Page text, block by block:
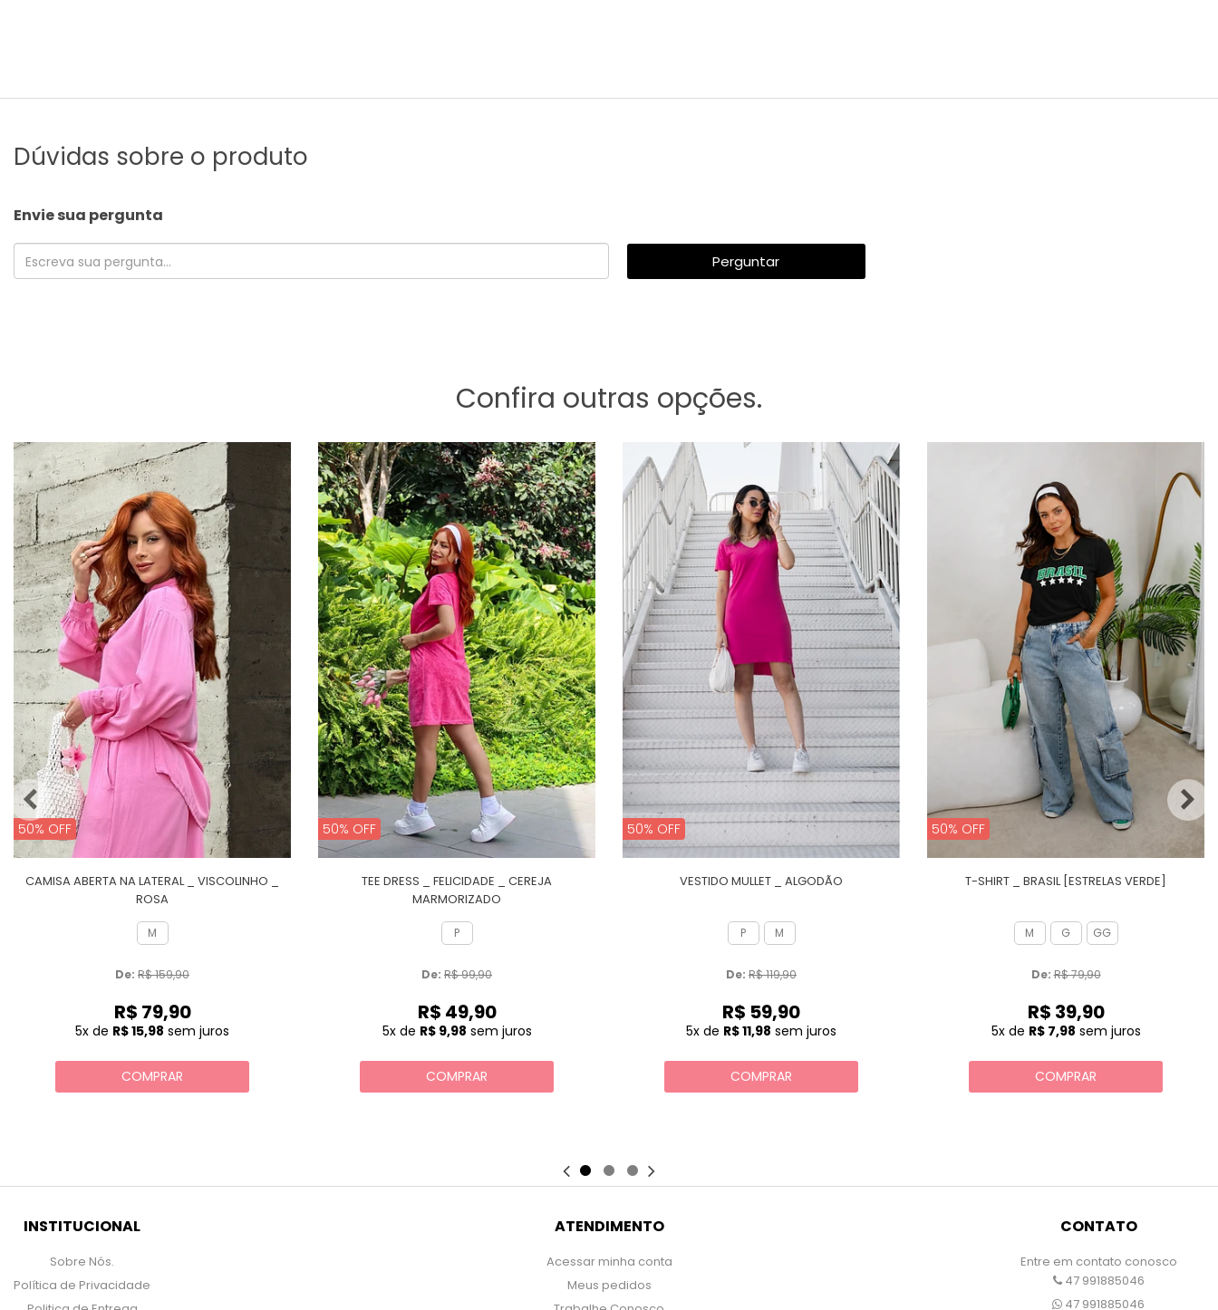
Dúvidas sobre o produto
Envie sua pergunta
Perguntar
Confira outras opções.
50% OFF
CAMISA ABERTA NA LATERAL _ VISCOLINHO _
ROSA
M
De: R$ 159,90
R$ 79,90
5x de R$ 15,98 sem juros
COMPRAR
50% OFF
TEE DRESS _ FELICIDADE _ CEREJA
MARMORIZADO
P
De: R$ 99,90
R$ 49,90
5xde R$ 9,98 sem juros
COMPRAR
50% OFF
VESTIDO MULLET _ ALGODÃO
P M
De: R$ 119,90
R$ 59,90
5x de R$ 11,98 sem juros
COMPRAR
50% OFF
T-SHIRT _ BRASIL [ESTRELAS VERDE]
M G GG
De: R$ 79,90
R$ 39,90
5xde R$ 7,98 sem juros
COMPRAR
INSTITUCIONAL
Sobre Nós.
Política de Privacidade
ATENDIMENTO
Acessar minha conta
Meus pedidos
CONTATO
Entre em contato conosco
47 991885046
47 991885046